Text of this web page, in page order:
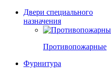
Двери специального
назначения
Противопожарные
Фурнитура